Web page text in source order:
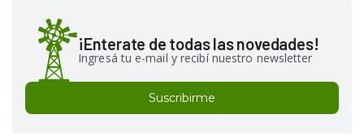
¡Enterate de todas las novedades!
Ingresá tu e-mail y recibí nuestro newsletter
Suscribirme